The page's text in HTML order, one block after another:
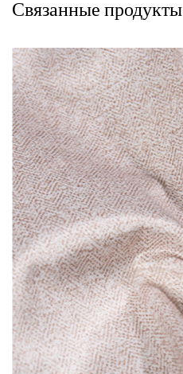
Связанные продукты